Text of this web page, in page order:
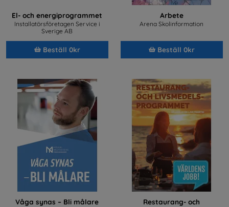
El- och energiprogrammet
Installatörsföretagen Service i
Sverige AB
Beställ 0kr
Arbete
Arena Skolinformation
Beställ 0kr
Våga synas – Bli målare
Restaurang- och